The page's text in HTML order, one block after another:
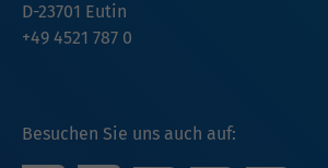
Besuchen Sie uns auch auf:
D-23701 Eutin
+49 4521 787 0